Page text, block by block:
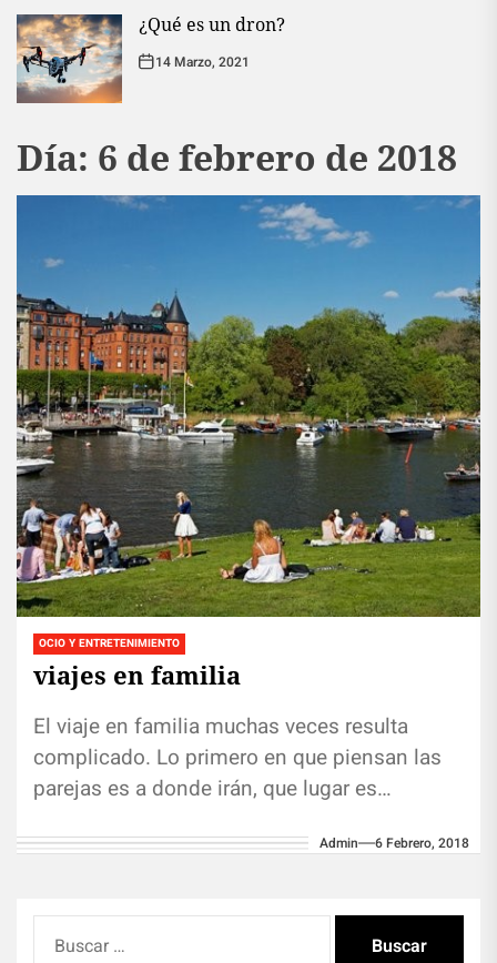
¿Qué es un dron?
14 Marzo, 2021
Día: 6 de febrero de 2018
OCIO Y ENTRETENIMIENTO
viajes en familia
El viaje en familia muchas veces resulta
complicado. Lo primero en que piensan las
parejas es a donde irán, que lugar es
Admin 6 Febrero, 2018